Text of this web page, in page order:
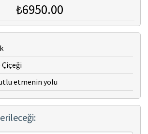
₺6950.00
Çiçeği
etmenin yolu